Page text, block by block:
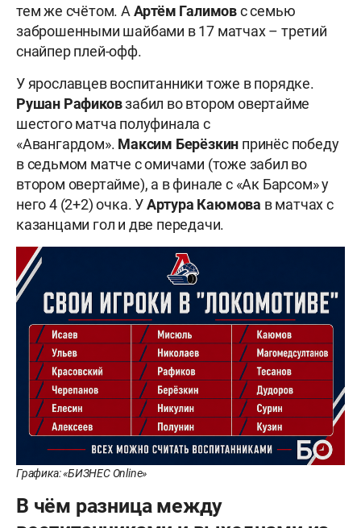
тем же счётом. А Артём Галимовс семью
заброшенными шайбами в 17 матчах – третий
снайпер плей-офф.
У ярославцев воспитанники тоже в порядке.
Рушан Рафиковзабил во втором овертайме
шестого матча полуфинала с
«Авангардом». Максим Берёзкин принёс победу
в седьмом матче с омичами (тоже забил во
втором овертайме), а в финале с «Ак Барсом» у
него 4 (2+2) очка. УАртура Каюмова в матчах с
казанцами гол и две передачи.
Графика: «БИЗНЕС Online»
В чём разница между